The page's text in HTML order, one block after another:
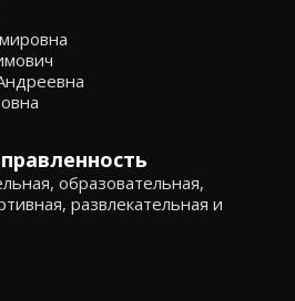
образовательная,
развлекательная и